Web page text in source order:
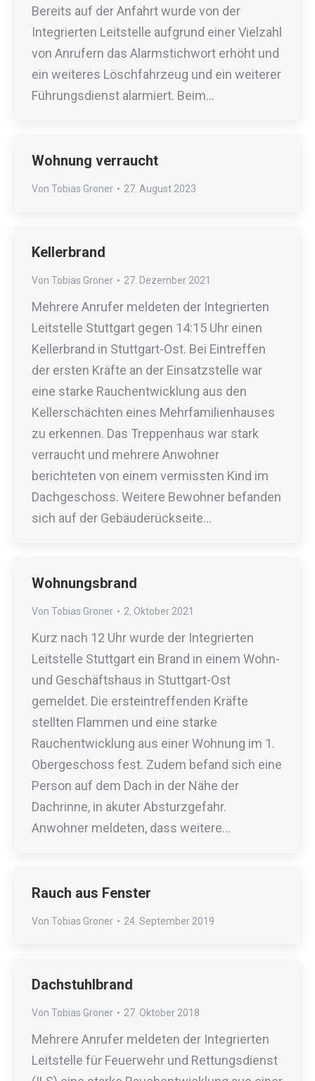
Bereits auf der Anfahrt wurde von der
Integrierten Leitstelle aufgrund einer Vielzahl
von Anrufern das Alarmstichwort erhöht und
ein weiteres Löschfahrzeug und ein weiterer
Führungsdienst alarmiert. Beim…
Wohnung verraucht
Von Tobias Groner 27. August 2023
Kellerbrand
Von Tobias Groner 27. Dezember 2021
Mehrere Anrufer meldeten der Integrierten
Leitstelle Stuttgart gegen 14:15 Uhr einen
Kellerbrand in Stuttgart-Ost. Bei Eintreffen
der ersten Kräfte an der Einsatzstelle war
eine starke Rauchentwicklung aus den
Kellerschächten eines Mehrfamilienhauses
zu erkennen. Das Treppenhaus war stark
verraucht und mehrere Anwohner
berichteten von einem vermissten Kind im
Dachgeschoss. Weitere Bewohner befanden
sich auf der Gebäuderückseite…
Wohnungsbrand
Von Tobias Groner 2. Oktober 2021
Kurz nach 12 Uhr wurde der Integrierten
Leitstelle Stuttgart ein Brand in einem Wohn-
und Geschäftshaus in Stuttgart-Ost
gemeldet. Die ersteintreffenden Kräfte
stellten Flammen und eine starke
Rauchentwicklung aus einer Wohnung im 1.
Obergeschoss fest. Zudem befand sich eine
Person auf dem Dach in der Nähe der
Dachrinne, in akuter Absturzgefahr.
Anwohner meldeten, dass weitere…
Rauch aus Fenster
Von Tobias Groner 24. September 2019
Dachstuhlbrand
Von Tobias Groner 27. Oktober 2018
Mehrere Anrufer meldeten der Integrierten
Leitstelle für Feuerwehr und Rettungsdienst